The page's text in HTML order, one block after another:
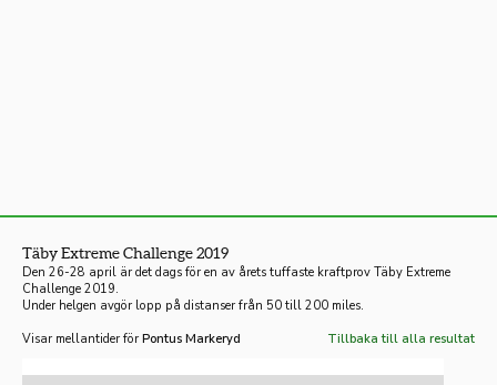
Täby Extreme Challenge 2019
Den 26-28 april är det dags för en av årets tuffaste kraftprov Täby Extreme
Challenge 2019.
Under helgen avgör lopp på distanser från 50 till 200 miles.
Visar mellantider för Pontus Markeryd Tillbaka till alla resultat